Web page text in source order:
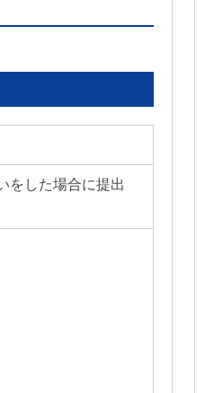
をした場合に提出